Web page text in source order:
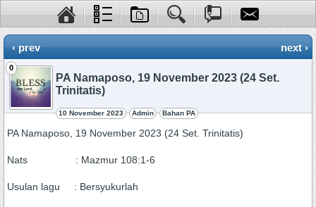
‹ prev next ›
0
PA Namaposo, 19 November 2023 (24 Set.
Trinitatis)
10 November 2023 Admin Bahan PA
PA Namaposo, 19 November 2023 (24 Set. Trinitatis)
Nats : Mazmur 108:1-6
Usulan lagu : Bersyukurlah